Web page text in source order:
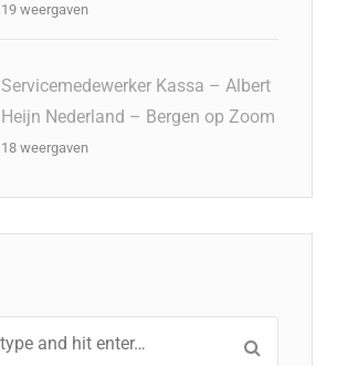
19 weergaven
Servicemedewerker Kassa – Albert
Heijn Nederland – Bergen op Zoom
18 weergaven